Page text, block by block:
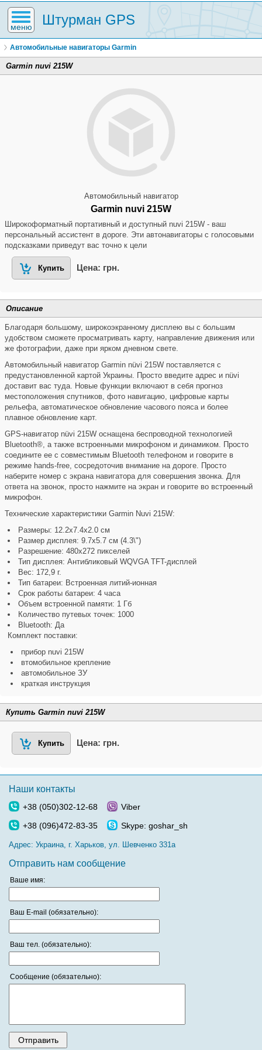
меню Штурман GPS
Автомобильные навигаторы Garmin
Garmin nuvi 215W
Автомобильный навигатор
Garmin nuvi 215W
Широкоформатный портативный и доступный nuvi 215W - ваш
персональный ассистент в дороге. Эти автонавигаторы с голосовыми
подсказками приведут вас точно к цели
Купить Цена: грн.
Описание
Благодаря большому, широкоэкранному дисплею вы с большим
удобством сможете просматривать карту, направление движения или
же фотографии, даже при ярком дневном свете.
Автомобильный навигатор Garmin nüvi 215W поставляется с
предустановленной картой Украины. Просто введите адрес и nüvi
доставит вас туда. Новые функции включают в себя прогноз
местоположения спутников, фото навигацию, цифровые карты
рельефа, автоматическое обновление часового пояса и более
плавное обновление карт.
GPS-навигатор nüvi 215W оснащена беспроводной технологией
Bluetooth®, а также встроенными микрофоном и динамиком. Просто
соедините ее с совместимым Bluetooth телефоном и говорите в
режиме hands-free, сосредоточив внимание на дороге. Просто
наберите номер с экрана навигатора для совершения звонка. Для
ответа на звонок, просто нажмите на экран и говорите во встроенный
микрофон.
Технические характеристики Garmin Nuvi 215W:
Размеры: 12.2х7.4х2.0 см
Размер дисплея: 9.7х5.7 см (4.3\")
Разрешение: 480х272 пикселей
Тип дисплея: Антибликовый WQVGA TFT-дисплей
Вес: 172,9 г.
Тип батареи: Встроенная литий-ионная
Срок работы батареи: 4 часа
Объем встроенной памяти: 1 Гб
Количество путевых точек: 1000
Bluetooth: Да
Комплект поставки:
прибор nuvi 215W
втомобильное крепление
автомобильное ЗУ
краткая инструкция
Купить Garmin nuvi 215W
Купить Цена: грн.
Наши контакты
+38 (050)302-12-68
+38 (096)472-83-35
Viber
Skype: goshar_sh
Адрес: Украина, г. Харьков, ул. Шевченко 331а
Отправить нам сообщение
Ваше имя:
Ваш E-mail (обязательно):
Ваш тел. (обязательно):
Сообщение (обязательно):